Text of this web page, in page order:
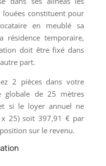
louées constituent pour
en meublé sa
résidence temporaire,
doit être fixé dans
part.
2 pièces dans votre
globale de 25 mètres
si le loyer annuel ne
25) soit 397,91 € par
sur le revenu.